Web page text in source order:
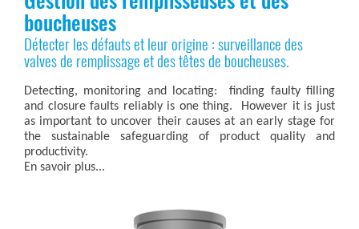
boucheuses
Détecter les défauts et leur origine : surveillance des
valves de remplissage et des têtes de boucheuses.
Detecting, monitoring and locating: finding faulty filling
and closure faults reliably is one thing. However it is just
as important to uncover their causes at an early stage for
the sustainable safeguarding of product quality and
productivity.
En savoir plus...